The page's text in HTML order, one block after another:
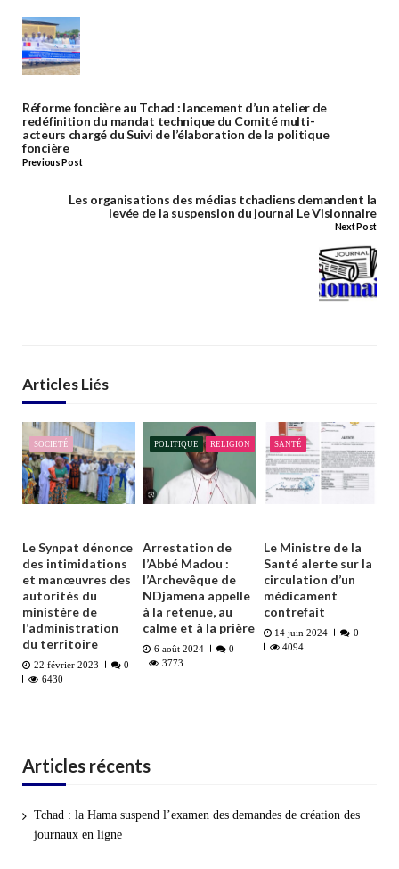
Réforme foncière au Tchad : lancement d’un atelier de
redéfinition du mandat technique du Comité multi-
acteurs chargé du Suivi de l’élaboration de la politique
foncière
Previous Post
Les organisations des médias tchadiens demandent la
levée de la suspension du journal Le Visionnaire
Next Post
Articles Liés
SOCIETÉ
Le Synpat dénonce
des intimidations
et manœuvres des
autorités du
ministère de
l’administration
du territoire
22 février 2023
0
6430
POLITIQUE RELIGION
Arrestation de
l’Abbé Madou :
l’Archevêque de
NDjamena appelle
à la retenue, au
calme et à la prière
6 août 2024
0
3773
SANTÉ
Le Ministre de la
Santé alerte sur la
circulation d’un
médicament
contrefait
14 juin 2024
0
4094
Articles récents
Tchad : la Hama suspend l’examen des demandes de création des
journaux en ligne